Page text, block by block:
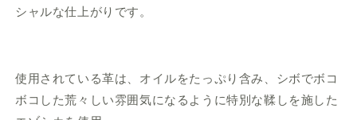
シャルな仕上がりです。
使用されている革は、オイルをたっぷり含み、シボでボコ
ボコした荒々しい雰囲気になるように特別な鞣しを施した